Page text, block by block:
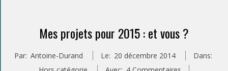
Mes projets pour 2015 : et vous ?
Par: Antoine-Durand Le: 20 décembre 2014
Dans: